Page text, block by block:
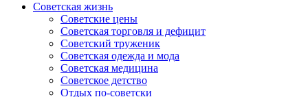
Советская жизнь
Советские цены
Советская торговля и дефицит
Советский труженик
Советская одежда и мода
Советская медицина
Советское детство
Отдых по-советски